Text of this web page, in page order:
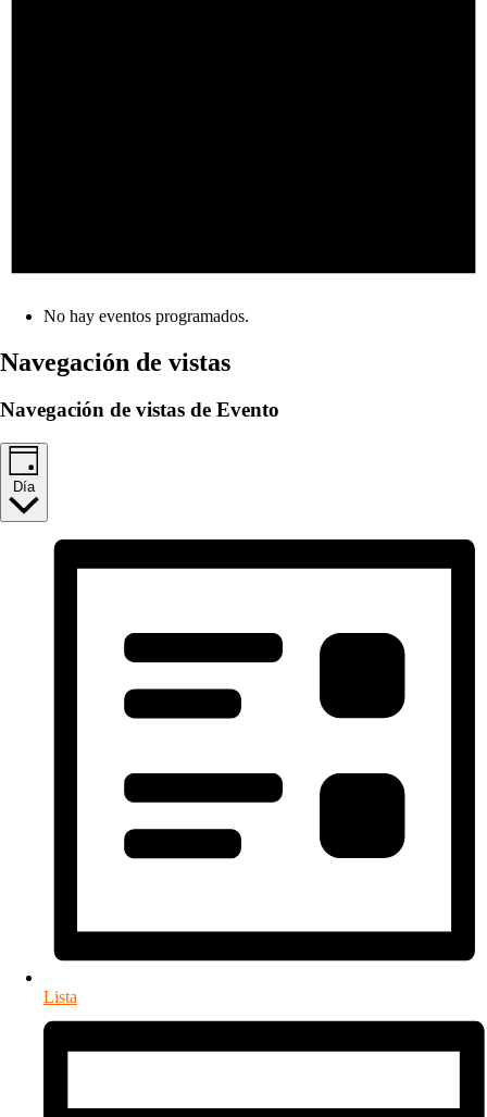
No hay eventos programados.
Navegación de vistas
Navegación de vistas de Evento
Día
Lista